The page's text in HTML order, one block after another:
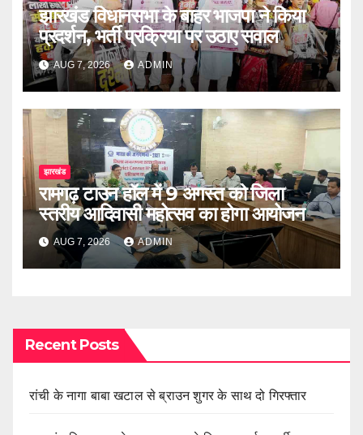
झारखंड विधानसभा के बाहर भाजपा ने किया
प्रदर्शन, भर्ती प्रक्रिया पर उठाए सवाल
AUG 7, 2026 ADMIN
झारखंड
रामगढ़ टाउन हॉल में 9 अगस्त को जिला
स्तरीय आदिवासी महोत्सव का होगा आयोजन
AUG 7, 2026 ADMIN
Recent Posts
रांची के नागा बाबा खटाल से ब्राउन शुगर के साथ दो गिरफ्तार